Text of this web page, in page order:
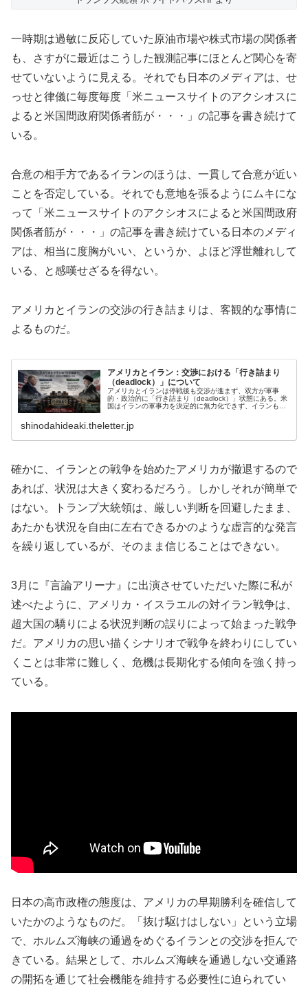
一時期は過敏に反応していた原油市場や株式市場の関係者
も、さすがに最近はこうした観測記事にほとんど関心を寄
せていないように見える。それでも日本のメディアは、せ
っせと律儀に毎度毎度「米ニュースサイトのアクシオスに
よると米国間政府関係者筋が・・・」の記事を書き続けて
いる。
合意の相手方であるイランのほうは、一貫して合意が近い
ことを否定している。それでも意地を張るようにムキにな
って「米ニュースサイトのアクシオスによると米国間政府
関係者筋が・・・」の記事を書き続けている日本のメディ
アは、相当に度胸がいい、というか、よほど浮世離れして
いる、と感嘆せざるを得ない。
アメリカとイランの交渉の行き詰まりは、客観的な事情に
よるものだ。
アメリカとイラン：交渉における「行き詰まり
（deadlock）」について
アメリカとイランは停戦後も交渉が進まず、双方が軍事
的・政治的に「行き詰まり（deadlock）」状態にある。米
国はイランの軍事力を決定的に無力化できず、イランも米
停滞し、双方とも譲歩を拒ん...
shinodahideaki.theletter.jp
確かに、イランとの戦争を始めたアメリカが撤退するので
あれば、状況は大きく変わるだろう。しかしそれが簡単で
はない。トランプ大統領は、厳しい判断を回避したまま、
あたかも状況を自由に左右できるかのような虚言的な発言
を繰り返しているが、そのまま信じることはできない。
3月に『言論アリーナ』に出演させていただいた際に私が
述べたように、アメリカ・イスラエルの対イラン戦争は、
超大国の驕りによる状況判断の誤りによって始まった戦争
だ。アメリカの思い描くシナリオで戦争を終わりにしてい
くことは非常に難しく、危機は長期化する傾向を強く持っ
ている。
日本の高市政権の態度は、アメリカの早期勝利を確信して
いたかのようなものだ。「抜け駆けはしない」という立場
で、ホルムズ海峡の通過をめぐるイランとの交渉を拒んで
きている。結果として、ホルムズ海峡を通過しない交通路
の開拓を通じて社会機能を維持する必要性に迫られてい